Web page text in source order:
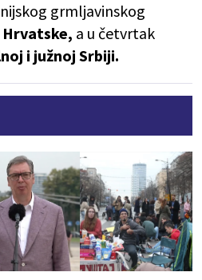
grmljavinskog
Hrvatske, a u četvrtak
i južnoj Srbiji.